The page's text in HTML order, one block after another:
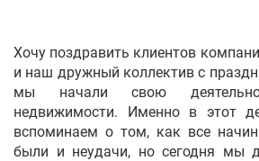
Хочу поздравить клиентов
и наш дружный коллектив с
мы начали свою
недвижимости. Именно в этот
вспоминаем о том, как все
были и неудачи, но сегодня мы